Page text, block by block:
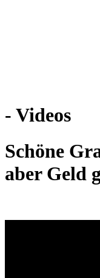
- Videos
Schöne
aber Geld